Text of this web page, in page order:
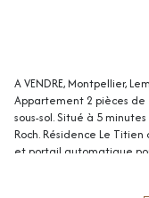
A VENDRE, Montpellier,
Appartement 2 pièces de
sous-sol. Situé à 5
Roch. Résidence Le
et portail automatique